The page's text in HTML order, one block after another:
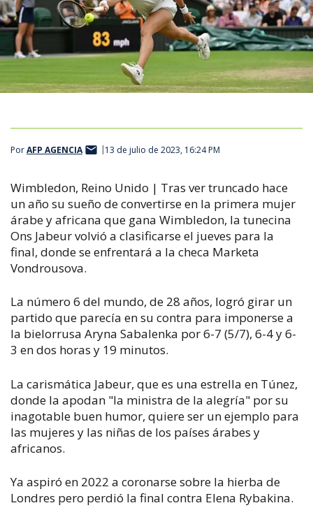
PorAFP AGENCIA 13 de julio de 2023, 16:24 PM
Wimbledon, Reino Unido | Tras ver truncado hace
un año su sueño de convertirse en la primera mujer
árabe y africana que gana Wimbledon, la tunecina
Ons Jabeur volvió a clasificarse el jueves para la
final, donde se enfrentará a la checa Marketa
Vondrousova.
La número 6 del mundo, de 28 años, logró girar un
partido que parecía en su contra para imponerse a
la bielorrusa Aryna Sabalenka por 6-7 (5/7), 6-4 y 6-
3 en dos horas y 19 minutos.
La carismática Jabeur, que es una estrella en Túnez,
donde la apodan "la ministra de la alegría" por su
inagotable buen humor, quiere ser un ejemplo para
las mujeres y las niñas de los países árabes y
africanos.
Ya aspiró en 2022 a coronarse sobre la hierba de
Londres pero perdió la final contra Elena Rybakina.